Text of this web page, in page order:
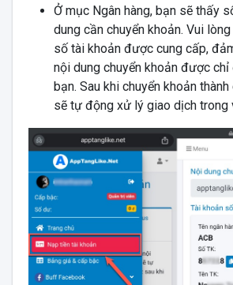
Ở mục Ngân hàng, bạn sẽ thấy
dung cần chuyển khoản. Vui
số tài khoản được cung cấp,
nội dung chuyển khoản được
bạn. Sau khi chuyển khoản
sẽ tự động xử lý giao dịch trong